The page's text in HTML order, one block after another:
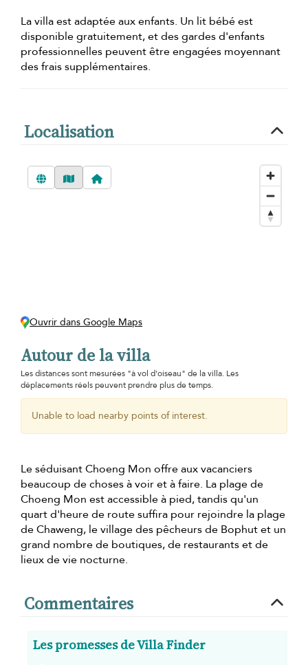
La villa est adaptée aux enfants. Un lit bébé est
disponible gratuitement, et des gardes d'enfants
professionnelles peuvent être engagées moyennant
des frais supplémentaires.
Localisation
Ouvrir dans Google Maps
Autour de la villa
Les distances sont mesurées "à vol d'oiseau" de la villa. Les
déplacements réels peuvent prendre plus de temps.
Unable to load nearby points of interest.
Le séduisant Choeng Mon offre aux vacanciers
beaucoup de choses à voir et à faire. La plage de
Choeng Mon est accessible à pied, tandis qu'un
quart d'heure de route suffira pour rejoindre la plage
de Chaweng, le village des pêcheurs de Bophut et un
grand nombre de boutiques, de restaurants et de
lieux de vie nocturne.
Commentaires
Les promesses de Villa Finder